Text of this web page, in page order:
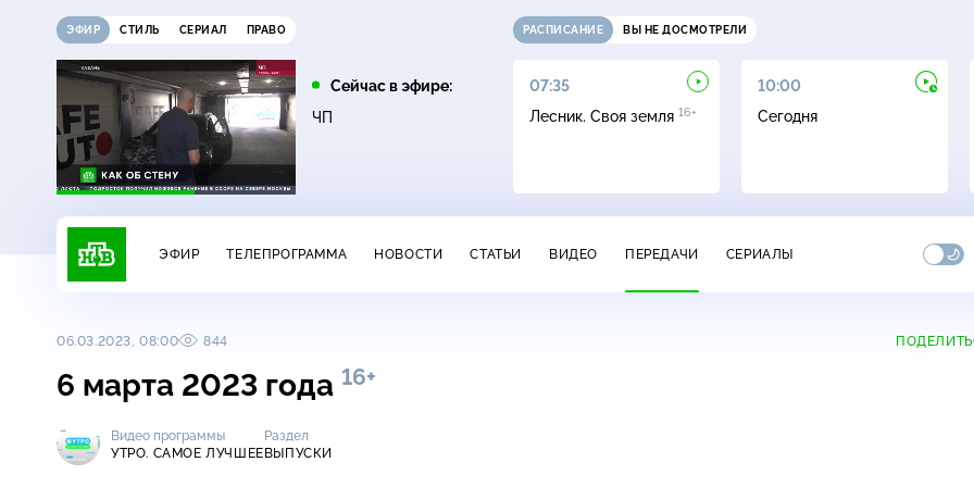
ЭФИР СТИЛЬ СЕРИАЛ ПРАВО
Сейчас в эфире:
ЧП
РАСПИСАНИЕ ВЫ НЕ ДОСМОТРЕЛИ
05:25
Лесник. Своя земля 16+
07:00
Сегодня
07:35
Лесник. Своя земля 16+
10:00
Сегодня
ЭФИР ТЕЛЕПРОГРАММА НОВОСТИ СТАТЬИ ВИДЕО ПЕРЕДАЧИ СЕРИАЛЫ
06.03.2023, 08:00 844
6 марта 2023 года 16+
Видео программы
УТРО. САМОЕ ЛУЧШЕЕ
Раздел
ВЫПУСКИ